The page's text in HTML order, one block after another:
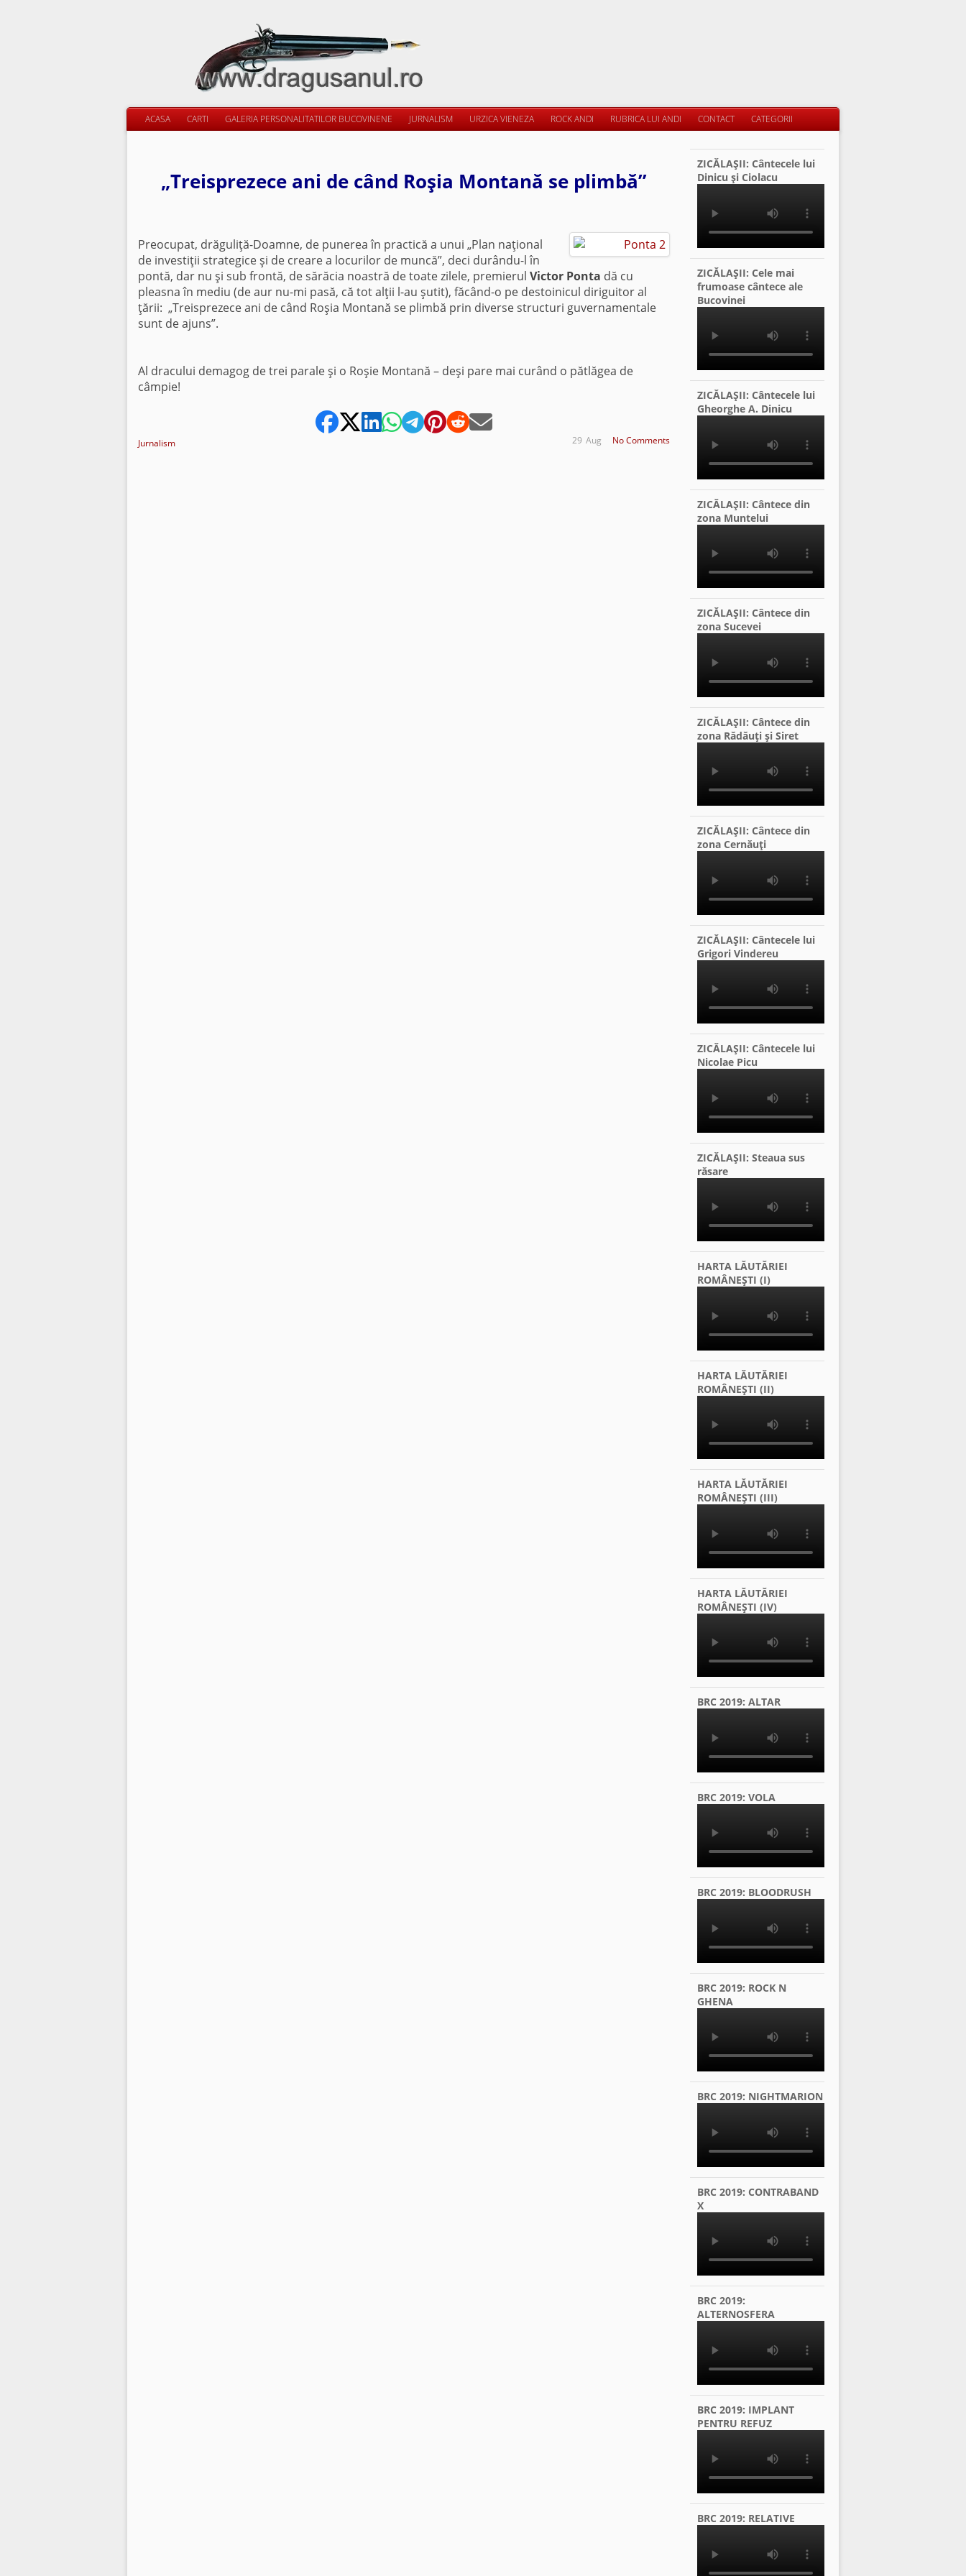
ACASA CARTI GALERIA PERSONALITATILOR BUCOVINENE JURNALISM URZICA VIENEZA ROCK ANDI RUBRICA LUI ANDI CONTACT CATEGORII
„Treisprezece ani de când Roşia Montană se plimbă”
Preocupat, drăguliţă-Doamne, de punerea în practică a unui „Plan naţional
de investiţii strategice şi de creare a locurilor de muncă”, deci durându-l în
pontă, dar nu şi sub frontă, de sărăcia noastră de toate zilele, premierul Victor Ponta dă cu
pleasna în mediu (de aur nu-mi pasă, că tot alţii l-au şutit), făcând-o pe destoinicul diriguitor al
ţării: „Treisprezece ani de când Roşia Montană se plimbă prin diverse structuri guvernamentale
sunt de ajuns”.
Al dracului demagog de trei parale şi o Roşie Montană – deşi pare mai curând o pătlăgea de
câmpie!
Jurnalism No Comments
Aug
29
ZICĂLAŞII: Cântecele lui
Dinicu şi Ciolacu
ZICĂLAŞII: Cele mai
frumoase cântece ale
Bucovinei
ZICĂLAŞII: Cântecele lui
Gheorghe A. Dinicu
ZICĂLAŞII: Cântece din
zona Muntelui
ZICĂLAŞII: Cântece din
zona Sucevei
ZICĂLAŞII: Cântece din
zona Rădăuţi şi Siret
ZICĂLAŞII: Cântece din
zona Cernăuţi
ZICĂLAŞII: Cântecele lui
Grigori Vindereu
ZICĂLAŞII: Cântecele lui
Nicolae Picu
ZICĂLAŞII: Steaua sus
răsare
HARTA LĂUTĂRIEI
ROMÂNEŞTI (I)
HARTA LĂUTĂRIEI
ROMÂNEŞTI (II)
HARTA LĂUTĂRIEI
ROMÂNEŞTI (III)
HARTA LĂUTĂRIEI
ROMÂNEŞTI (IV)
BRC 2019: ALTAR
BRC 2019: VOLA
BRC 2019: BLOODRUSH
BRC 2019: ROCK N
GHENA
BRC 2019: NIGHTMARION
BRC 2019: CONTRABAND
X
BRC 2019:
ALTERNOSFERA
BRC 2019: IMPLANT
PENTRU REFUZ
BRC 2019: RELATIVE